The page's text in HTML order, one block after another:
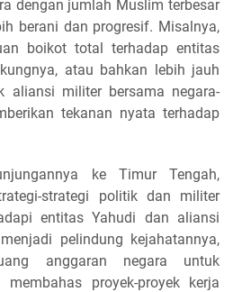
dengan jumlah Muslim terbesar
berani dan progresif. Misalnya,
boikot total terhadap entitas
atau bahkan lebih jauh
aliansi militer bersama negara-
tekanan nyata terhadap
ke Timur Tengah,
strategi politik dan militer
entitas Yahudi dan aliansi
pelindung kejahatannya,
anggaran negara untuk
proyek-proyek kerja